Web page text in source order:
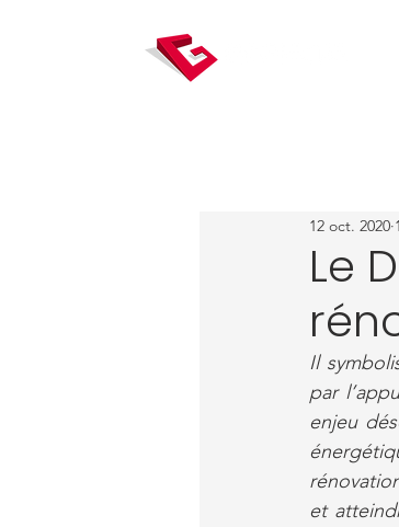
Le
12 oct. 2020
Il
par
enjeu
et